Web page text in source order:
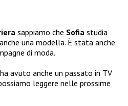
sappiamo che Sofia studia
una modella. È stata anche
di moda.
ha avuto anche un passato in TV
leggere nelle prossime